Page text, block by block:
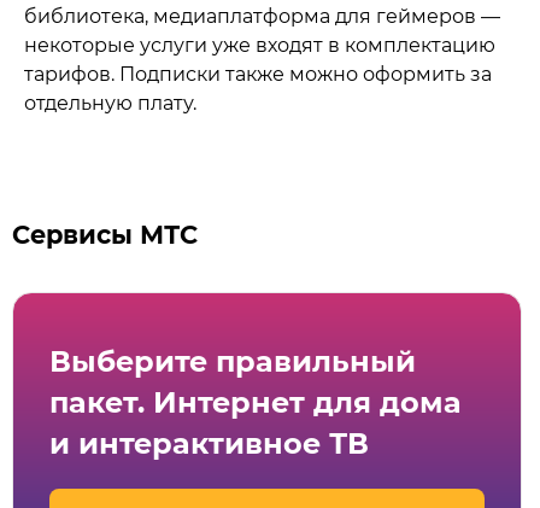
библиотека, медиаплатформа для геймеров —
некоторые услуги уже входят в комплектацию
тарифов. Подписки также можно оформить за
отдельную плату.
Сервисы МТС
Выберите правильный
пакет. Интернет для дома
и интерактивное ТВ